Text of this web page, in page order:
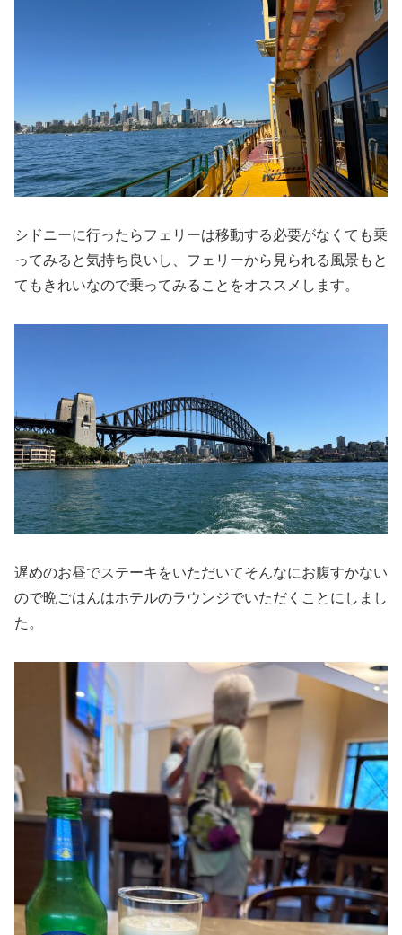
シドニーに行ったらフェリーは移動する必要がなくても乗
ってみると気持ち良いし、フェリーから見られる風景もと
てもきれいなので乗ってみることをオススメします。
遅めのお昼でステーキをいただいてそんなにお腹すかない
ので晩ごはんはホテルのラウンジでいただくことにしまし
た。